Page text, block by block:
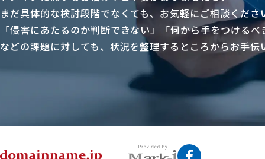
まだ具体的な検討段階でなくても、お気軽にご相談くださ
「侵害にあたるのか判断できない」「何から手をつける
などの課題に対しても、状況を整理するところからお手伝